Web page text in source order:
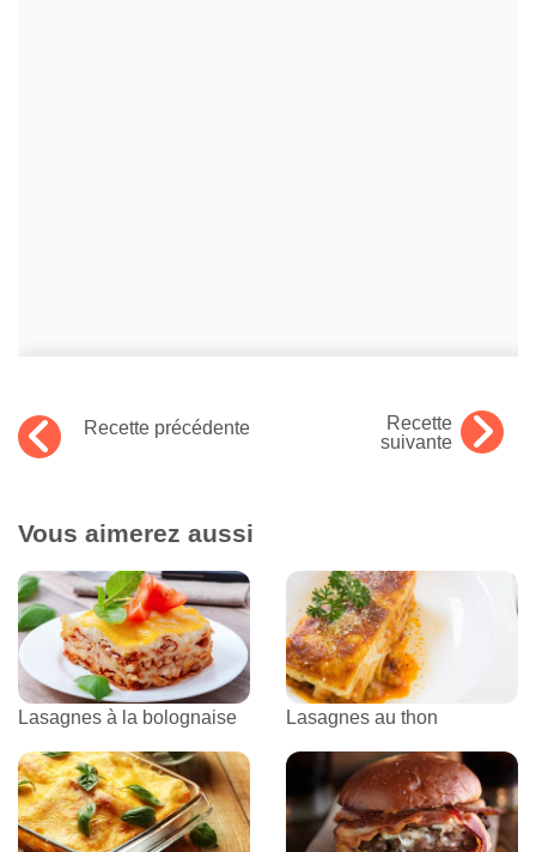
Recette précédente
Recette
suivante
Vous aimerez aussi
Lasagnes à la bolognaise Lasagnes au thon